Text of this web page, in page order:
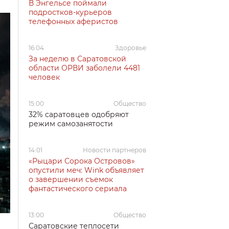
В Энгельсе поймали
подростков-курьеров
телефонных аферистов
16:04 Здоровье
За неделю в Саратовской
области ОРВИ заболели 4481
человек
15:00 Общество
32% саратовцев одобряют
режим самозанятости
14:01 Новости партнеров
«Рыцари Сорока Островов»
опустили меч: Wink объявляет
о завершении съемок
фантастического сериала
13:00 Общество
Саратовские теплосети